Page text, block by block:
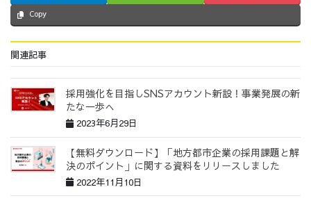
Copy
関連記事
採用強化を目指しSNSアカウント新設！事業発展の新
たな一歩へ
2023年6月29日
【無料ダウンロード】「地方都市企業の採用課題と解
決のポイント」に関する資料をリリースしました
2022年11月10日